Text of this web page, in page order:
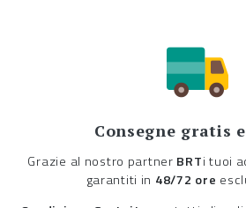
Consegne gratis
Grazie al nostro partner BRTi tuoi
garantiti in 48/72 ore